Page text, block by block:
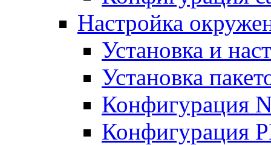
Настройка
Установка и
Установка
Конфигурация
Конфигурация